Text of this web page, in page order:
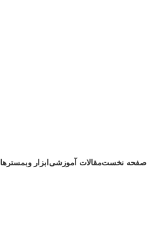
صفحه نخستمقالات آموزشیابزار وبمسترها